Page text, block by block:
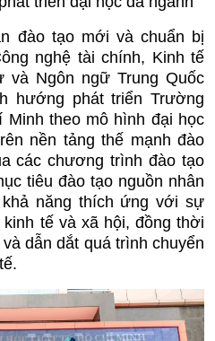
đào tạo mới và chuẩn bị
nghệ tài chính, Kinh tế
và Ngôn ngữ Trung Quốc
hướng phát triển Trường
Minh theo mô hình đại học
nền tảng thế mạnh đào
các chương trình đào tạo
tiêu đào tạo nguồn nhân
năng thích ứng với sự
tế và xã hội, đồng thời
dẫn dắt quá trình chuyển